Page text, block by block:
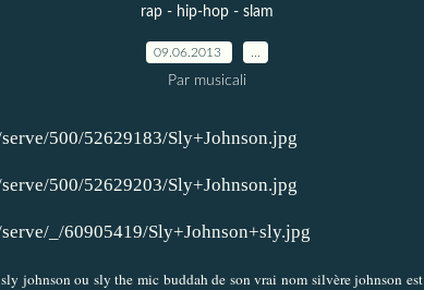
rap - hip-hop - slam
09.06.2013
Par musicali
sly johnson ou sly the mic buddah de son vrai nom silvère johnson